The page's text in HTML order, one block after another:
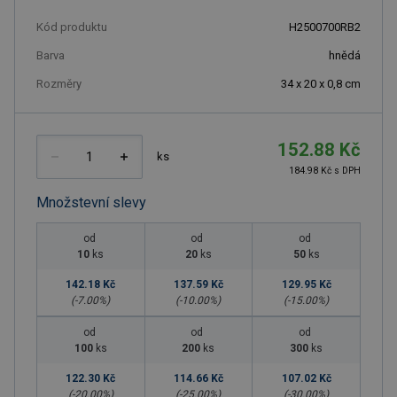
Kód produktu H2500700RB2
Barva hnědá
Rozměry 34 x 20 x 0,8 cm
ks 152.88 Kč
184.98 Kč s DPH
Množstevní slevy
od
10 ks
142.18 Kč
(-7.00%)
od
20 ks
137.59 Kč
(-10.00%)
od
50 ks
129.95 Kč
(-15.00%)
od
100 ks
122.30 Kč
(-20.00%)
od
200 ks
114.66 Kč
(-25.00%)
od
300 ks
107.02 Kč
(-30.00%)